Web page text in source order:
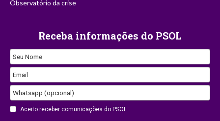
Observatório da crise
Receba informações do PSOL
Seu Nome
Email
Email
Whatsapp (opcional)
Aceito receber comunicações do PSOL.